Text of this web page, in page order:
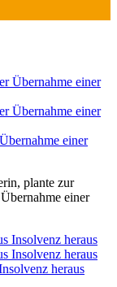
einer
plante zur
einer
heraus